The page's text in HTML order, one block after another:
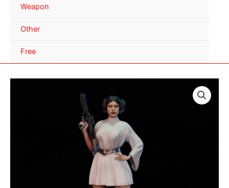
Weapon
Other
Free